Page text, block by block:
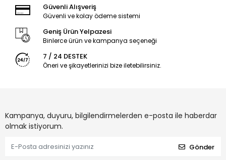
Güvenli Alışveriş
Güvenli ve kolay ödeme sistemi
Geniş Ürün Yelpazesi
Binlerce ürün ve kampanya seçeneği
7 / 24 DESTEK
Öneri ve şikayetlerinizi bize iletebilirsiniz.
Kampanya, duyuru, bilgilendirmelerden e-posta ile haberdar
olmak istiyorum.
Gönder